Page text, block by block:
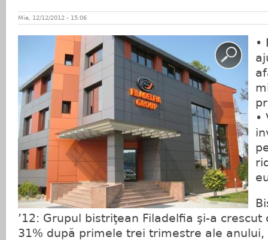
Mie, 12/12/2012 - 15:06
•
•
’12: Grupul bistriţean Filadelfia şi-a
31% după primele trei trimestre ale